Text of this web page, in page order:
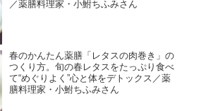
／薬膳料理家・小鮒ちふみさん
春のかんたん薬膳「レタスの肉巻き」の
つくり方。旬の春レタスをたっぷり食べ
て“めぐりよく”心と体をデトックス／薬
膳料理家・小鮒ちふみさん